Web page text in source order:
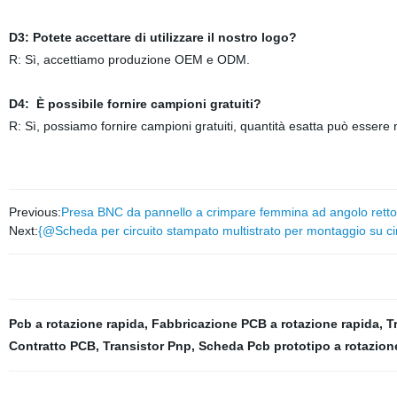
D3: Potete accettare di utilizzare il nostro logo?
R: Sì, accettiamo produzione OEM e ODM.
D4:
È possibile fornire campioni gratuiti?
R: Sì, possiamo fornire campioni gratuiti, quantità esatta può
Previous:Presa BNC da pannello a crimpare femmina ad angolo
Next:{@Scheda per circuito stampato multistrato per montaggio su
Pcb a rotazione rapida, Fabbricazione PCB a rotazione rapida,
Contratto PCB, Transistor Pnp, Scheda Pcb prototipo a